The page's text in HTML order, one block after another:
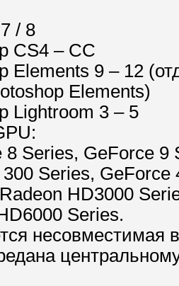
/ 8
CS4 – CC
Elements 9 – 12
Elements)
Lightroom 3 – 5
8 Series, GeForce
Series,
HD3000
Series.
несовместимая